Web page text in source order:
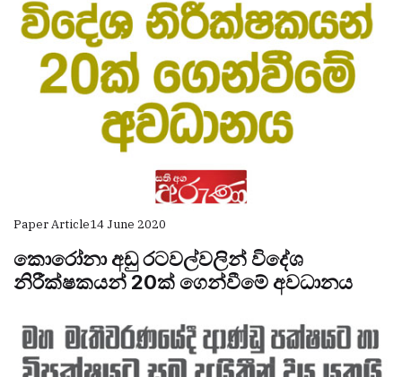
Paper Article14 June 2020
කොරෝනා අඩු රටවල්වලින් විදේශ
නිරීක්ෂකයන් 20ක් ගෙන්වීමේ අවධානය